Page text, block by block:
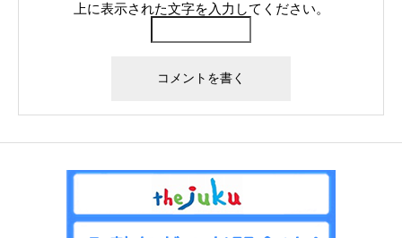
上に表示された文字を入力してください。